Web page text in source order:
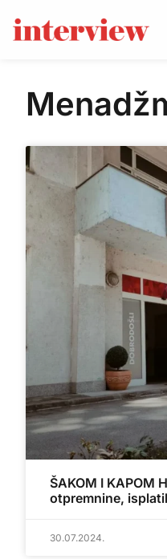
ŠAKOM I KAPOM
otpremnine,
30.07.2024.